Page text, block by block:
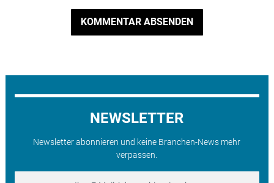
KOMMENTAR ABSENDEN
NEWSLETTER
Newsletter abonnieren und keine Branchen-News mehr
verpassen.